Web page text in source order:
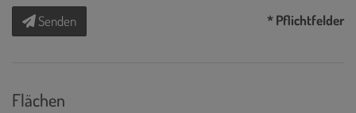
Senden * Pflichtfelder
Flächen